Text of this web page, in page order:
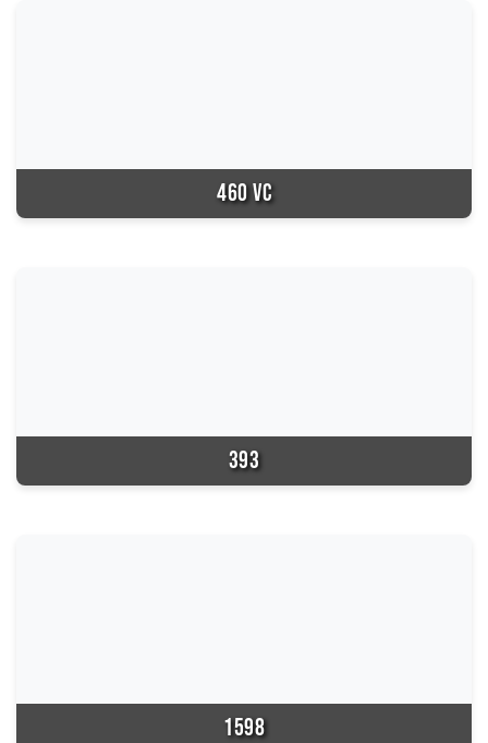
460 VC
393
1598